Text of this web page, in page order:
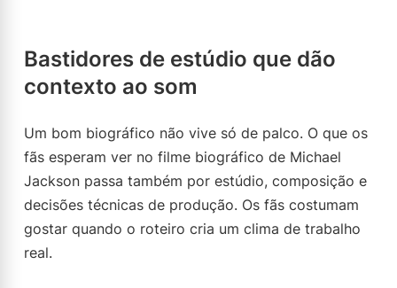
Bastidores de estúdio que dão
contexto ao som
Um bom biográfico não vive só de palco. O que os
fãs esperam ver no filme biográfico de Michael
Jackson passa também por estúdio, composição e
decisões técnicas de produção. Os fãs costumam
gostar quando o roteiro cria um clima de trabalho
real.